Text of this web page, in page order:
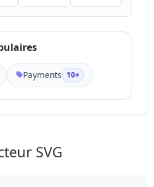
.002 33.073-26.814
style="fill:#fff">
Payments 10+
SVG